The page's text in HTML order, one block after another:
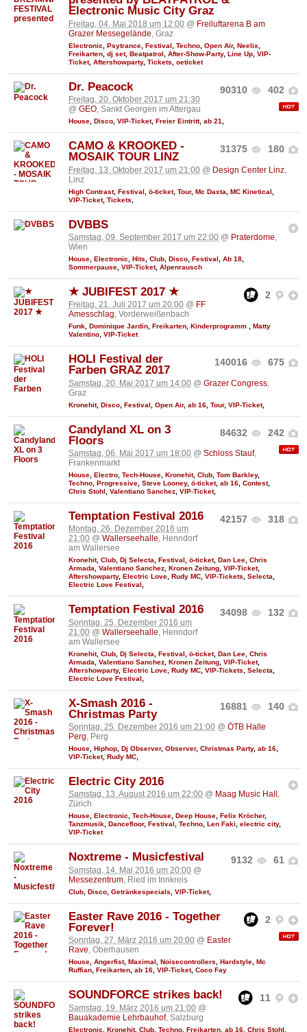
Electronic Music City Graz
Freitag, 04. Mai 2018 um 12:00 @ Freiluftarena B am
Grazer Messegelände, Graz
Electronic Psytrance Festival Techno Open Air, Neelix
Freikarten dj set, Beatpatrol After-Show-Party, Line Up VIP-
Ticket, Aftershowparty, Tickets oeticket
90310 402
Dr. Peacock
Freitag, 20. Oktober 2017 um 21:30
@ GEO, Sankt Georgen im Attergau
House Disco VIP-Ticket, Freier Eintritt, ab 21
31375 180
CAMO & KROOKED -
MOSAIK TOUR LINZ
Freitag, 13. Oktober 2017 um 21:00 @ Design Center Linz
Linz
High Contrast, Festival ö-ticket, Tour, Mc Daxta MC Kinetical
VIP-Ticket, Tickets
DVBBS
Samstag, 09. September 2017 um 22:00 @ Praterdome,
Wien
House Electronic Hits Club Disco Festival Ab 18
Sommerpause VIP-Ticket, Alpenrausch
2
★ JUBIFEST 2017 ★
Freitag, 21. Juli 2017 um 20:00 @ FF
Amesschlag, Vorderweißenbach
Funk, Dominique Jardin, Freikarten, Kinderprogramm , Matty
Valentino, VIP-Ticket
140016 675
HOLI Festival der
Farben GRAZ 2017
Samstag, 20. Mai 2017 um 14:00 @ Grazer Congress
Graz
Kronehit, Disco Festival Open Air, ab 16 Tour, VIP-Ticket,
84632 242
Candyland XL on 3
Floors
Samstag, 06. Mai 2017 um 18:00 @ Schloss Stauf,
Frankenmarkt
House Electro Tech-House Kronehit, Club Tom Barkley,
Techno Progressive Steve Looney, ö-ticket, ab 16 Contest,
Chris Stohl
Valentiano Sanchez VIP-Ticket,
42157 318
Temptation Festival 2016
Montag, 26. Dezember 2016 um
21:00 @ Wallerseehalle, Henndorf
am Wallersee
Kronehit, Club, Dj Selecta, Festival, ö-ticket, Dan Lee, Chris
Armada, Valentiano Sanchez, Kronen Zeitung, VIP-Ticket,
Aftershowparty, Electric Love, Rudy MC, VIP-Tickets, Selecta,
Electric Love Festival,
34098 132
Temptation Festival 2016
Sonntag, 25. Dezember 2016 um
21:00 @ Wallerseehalle , Henndorf
am Wallersee
Kronehit, Club Dj Selecta Festival ö-ticket, Dan Lee Chris
Armada
Valentiano Sanchez Kronen Zeitung VIP-Ticket,
Aftershowparty, Electric Love Rudy MC VIP-Tickets Selecta
Electric Love Festival
16881 140
X-Smash 2016 -
Christmas Party
Sonntag, 25. Dezember 2016 um 21:00 @ ÖTB Halle
Perg, Perg
House Hiphop Dj Observer, Observer, Christmas Party, ab 16
VIP-Ticket, Rudy MC
Electric City 2016
Samstag, 13. August 2016 um 22:00 @ Maag Music Hall ,
Zürich
House, Electronic, Tech-House, Deep House, Felix Kröcher,
Tanzmusik, Dancefloor, Festival , Techno, Len Faki, electric city,
VIP-Ticket
9132 61
Noxtreme - Musicfestival
Samstag, 14. Mai 2016 um 20:00 @
Messezentrum , Ried im Innkreis
Club Disco Getränkespecials VIP-Ticket,
2
Easter Rave 2016 - Together
Forever!
Sonntag, 27. März 2016 um 20:00 @ Easter
Rave, Oberhausen
House Angerfist, Maximal Noisecontrollers Hardstyle Mc
Ruffian Freikarten ab 16 VIP-Ticket, Coco Fay
11
SOUNDFORCE strikes back!
Samstag, 19. März 2016 um 21:00 @
Bauakademie Lehrbauhof, Salzburg
Electronic Kronehit, Club Techno Freikarten ab 16 Chris Stohl